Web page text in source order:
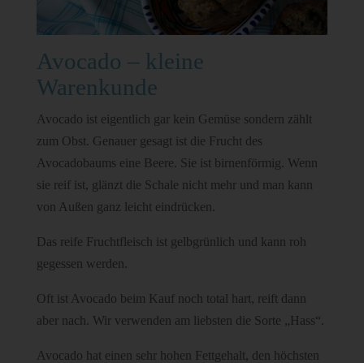
Avocado – kleine
Warenkunde
Avocado ist eigentlich gar kein Gemüse sondern zählt
zum Obst. Genauer gesagt ist die Frucht des
Avocadobaums eine Beere. Sie ist birnenförmig. Wenn
sie reif ist, glänzt die Schale nicht mehr und man kann
von Außen ganz leicht eindrücken.
Das reife Fruchtfleisch ist gelbgrünlich und kann roh
gegessen werden.
Oft ist Avocado beim Kauf noch total hart, reift dann
aber nach. Wir verwenden am liebsten die Sorte „Hass“.
Avocado hat einen sehr hohen Fettgehalt, den höchsten